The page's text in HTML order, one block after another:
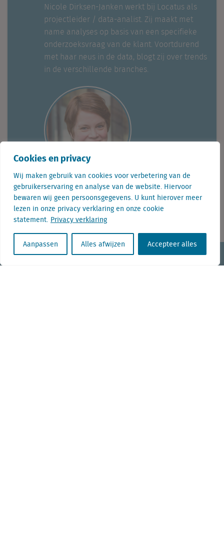
Cookies en privacy
Wij maken gebruik van cookies voor verbetering van de
gebruikerservaring en analyse van de website. Hiervoor
bewaren wij geen persoonsgegevens. U kunt hierover meer
lezen in onze privacy verklaring en onze cookie
statement. Privacy verklaring
Aanpassen Alles afwijzen Accepteer alles
Nicole Dirksen-Janken werkt bij Locatus als
projectleider / data-analist. Zij maakt met
name analyses op basis van een specifieke
onderzoeksvraag van de klant. Voortdurend
met haar neus in de data, blogt zij over trends
in de verschillende branches.
Telefoon: + 31 (0) 085 7603283
E-mail: info@locatus.com
KvK nr. Utrecht 27129168